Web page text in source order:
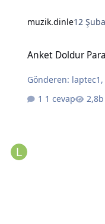
muzik.dinle12
Anket Doldur
Gönderen: laptec1
1 cevap